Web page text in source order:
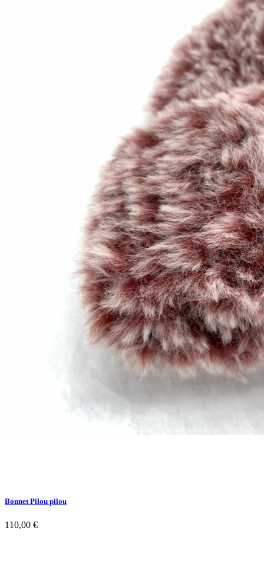
Bonnet Pilou pilou
110,00 €